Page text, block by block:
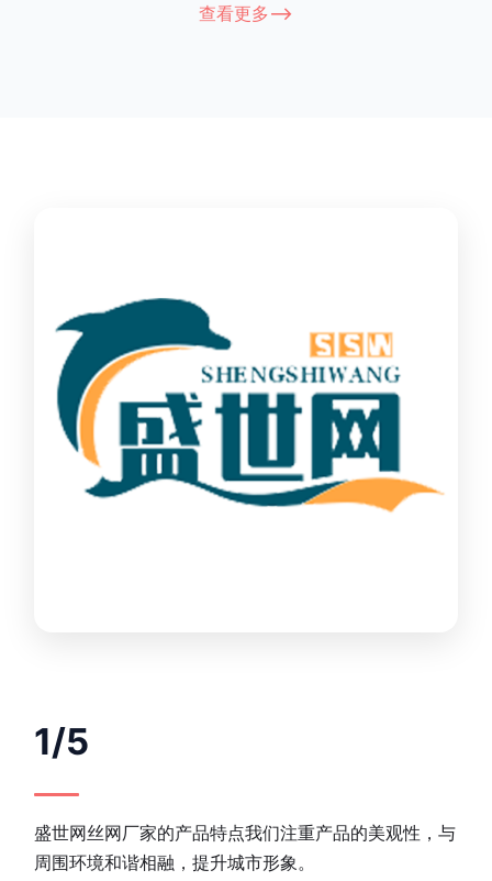
或者咨询厂家客服以获取更准确的信息。
查看更多-->
1/5
盛世网丝网厂家的产品特点我们注重产品的美观性，与
周围环境和谐相融，提升城市形象。